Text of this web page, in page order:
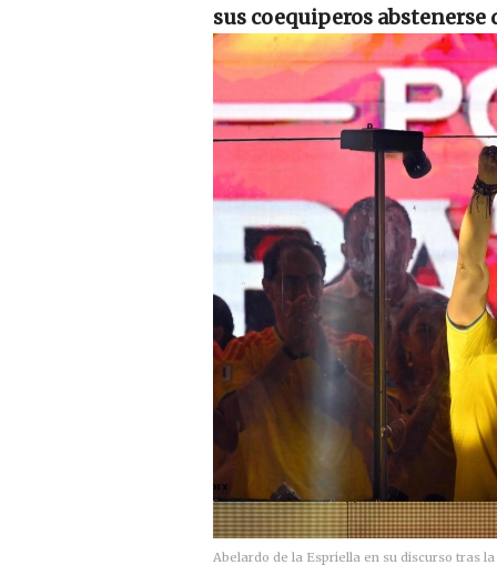
sus coequiperos abstenerse
Abelardo de la Espriella en su discurso tras